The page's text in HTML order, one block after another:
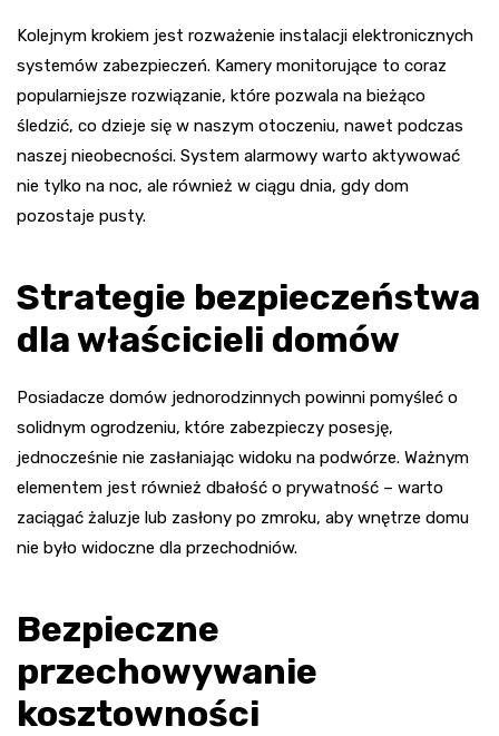
Kolejnym krokiem jest rozważenie instalacji elektronicznych
systemów zabezpieczeń. Kamery monitorujące to coraz
popularniejsze rozwiązanie, które pozwala na bieżąco
śledzić, co dzieje się w naszym otoczeniu, nawet podczas
naszej nieobecności. System alarmowy warto aktywować
nie tylko na noc, ale również w ciągu dnia, gdy dom
pozostaje pusty.
Strategie bezpieczeństwa
dla właścicieli domów
Posiadacze domów jednorodzinnych powinni pomyśleć o
solidnym ogrodzeniu, które zabezpieczy posesję,
jednocześnie nie zasłaniając widoku na podwórze. Ważnym
elementem jest również dbałość o prywatność – warto
zaciągać żaluzje lub zasłony po zmroku, aby wnętrze domu
nie było widoczne dla przechodniów.
Bezpieczne
przechowywanie
kosztowności